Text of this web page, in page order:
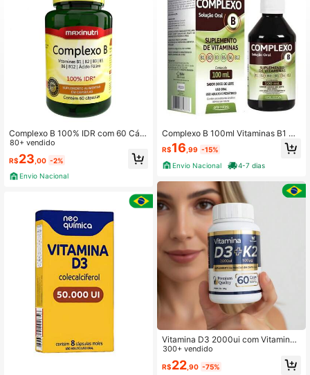
4,93 2K Seguidores
4,93 2K Seguidores
4,93 2K Seguidores
2K Seguidores
2K Seguidores
Complexo B 100% IDR com 60 Cáp
sulas Maxinutri
80+ vendido
R$23 ,00 -2%
Envio Nacional
Complexo B 100ml Vitaminas B1 B2
B3 B5 B6 B12 Arte Nativa
R$16 ,99 -15%
Envio Nacional
4-7 dias
Vitamina D3 2000ui com Vitamina
K2 MK7 - 60 Caps
300+ vendido
R$22 ,90 -75%